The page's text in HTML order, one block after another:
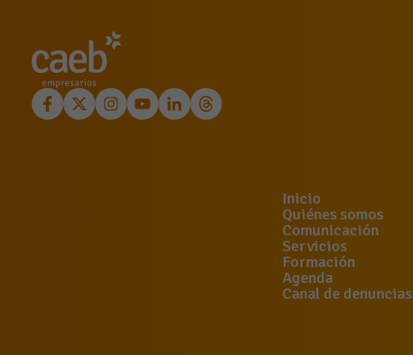
Inicio
Quiénes somos
Comunicación
Servicios
Formación
Agenda
Canal de denuncias